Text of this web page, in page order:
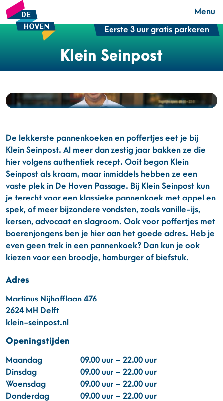
Eerste 3 uur gratis parkeren
Menu
Klein Seinpost
De lekkerste pannenkoeken en poffertjes eet je bij
Klein Seinpost. Al meer dan zestig jaar bakken ze die
hier volgens authentiek recept. Ooit begon Klein
Seinpost als kraam, maar inmiddels hebben ze een
vaste plek in De Hoven Passage. Bij Klein Seinpost kun
je terecht voor een klassieke pannenkoek met appel en
spek, of meer bijzondere vondsten, zoals vanille-ijs,
kersen, advocaat en slagroom. Ook voor poffertjes met
boerenjongens ben je hier aan het goede adres. Heb je
even geen trek in een pannenkoek? Dan kun je ook
kiezen voor een broodje, hamburger of biefstuk.
Adres
Martinus Nijhofflaan 476
2624 MH Delft
klein-seinpost.nl
Openingstijden
Maandag
09.00 uur – 22.00 uur
Dinsdag
09.00 uur – 22.00 uur
Woensdag
09.00 uur – 22.00 uur
Donderdag
09.00 uur – 22.00 uur